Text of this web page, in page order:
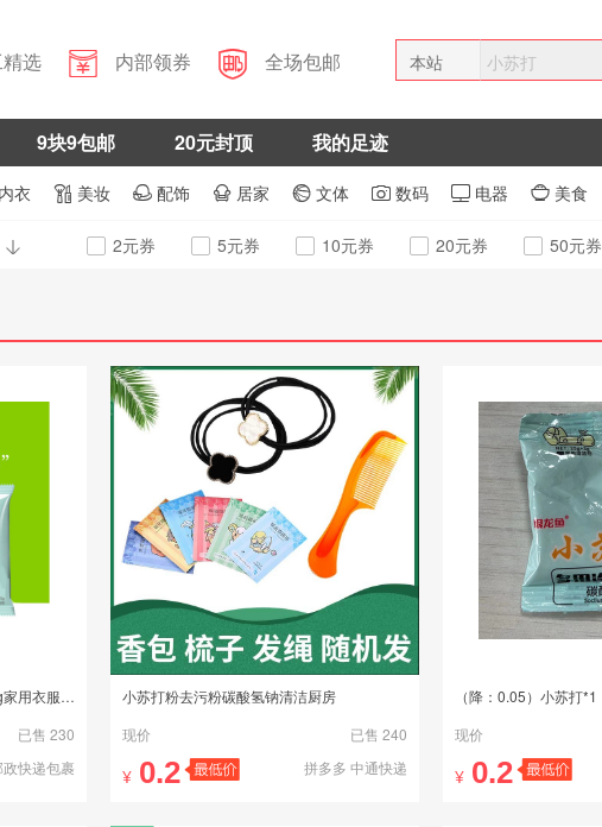
精选  内部领券  全场包邮
本站
9块9包邮 20元封顶 我的足迹
内衣  美妆  配饰  居家  文体  数码  电器  美食
 2元券 5元券 10元券 20元券 50元券
小苏打清洁粉 清洁厨房去污粉25g家用衣服清洗剂
已售 230
快递包裹
小苏打粉去污粉碳酸氢钠清洁厨房
现价
已售 240
¥ 0.2 拼多多 中通快递
（降：0.05）小苏打*1
现价
¥ 0.2